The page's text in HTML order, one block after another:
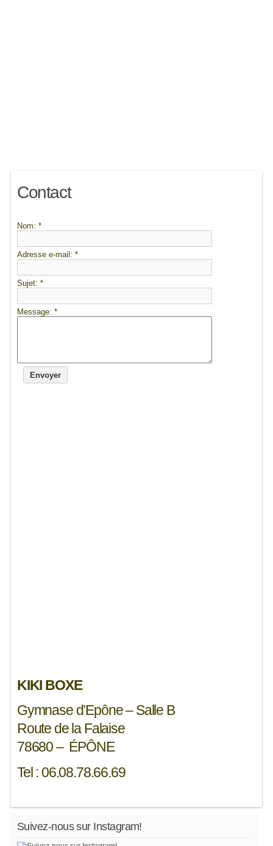
Contact
Nom: *
Adresse e-mail: *
Sujet: *
Message: *
KIKI BOXE
Gymnase d’Epône – Salle B
Route de la Falaise
78680 – ÉPÔNE
Tel : 06.08.78.66.69
Suivez-nous sur Instagram!